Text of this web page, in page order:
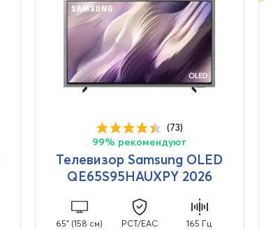
(73)
99% рекомендуют
Телевизор Samsung OLED
QE65S95HAUXPY 2026
65" (158 см) PCT/EAC 165 Гц